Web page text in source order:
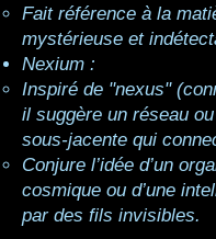
Fait référence à la
mystérieuse et
Nexium :
Inspiré de "nexus"
il suggère un réseau
sous-jacente qui
Conjure l’idée d’un
cosmique ou d’une
par des fils invisibles.